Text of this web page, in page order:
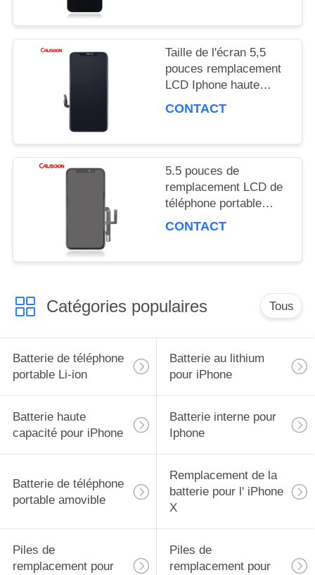
PLAN
PRIVACY
POLICY
Taille de l'écran 5,5
pouces remplacement
LCD Iphone haute
luminosité 450 Nits
CONTACT
5.5 pouces de
remplacement LCD de
téléphone portable
Corning Gorilla Glass 5
CONTACT
Catégories populaires Tous
Batterie de téléphone
portable Li-ion
Batterie au lithium
pour iPhone
Batterie haute
capacité pour iPhone
Batterie interne pour
Iphone
Batterie de téléphone
portable amovible
Remplacement de la
batterie pour l' iPhone
X
Piles de
remplacement pour
Piles de
remplacement pour